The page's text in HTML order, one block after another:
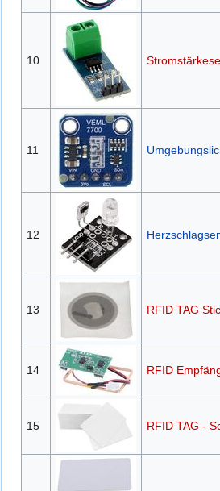
10
11
12
13 RFID TAG
14 RFID
15 RFID TAG -